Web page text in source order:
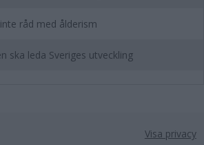
råd med ålderism
ska leda Sveriges utveckling
Visa privacy